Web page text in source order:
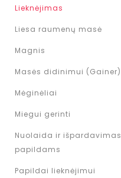
Lieknėjimas
Liesa raumenų masė
Magnis
Masės didinimui (Gainer)
Mėginėliai
Miegui gerinti
Nuolaida ir išpardavimas
papildams
Papildai lieknėjimui